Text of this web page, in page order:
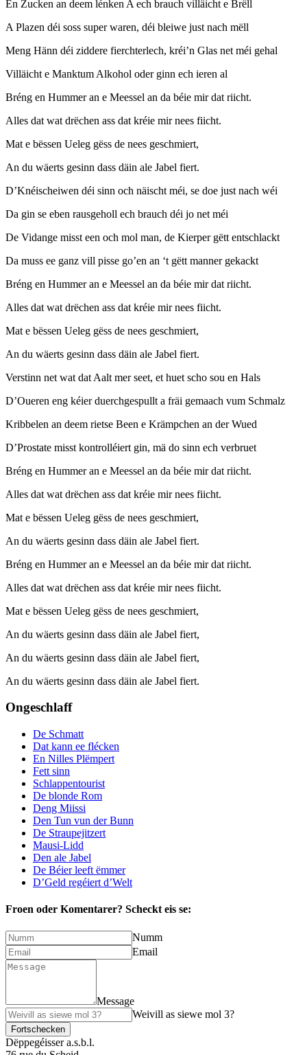
En Zucken an deem lénken A ech brauch villäicht e Brëll
A Plazen déi soss super waren, déi bleiwe just nach mëll
Meng Hänn déi ziddere fierchterlech, kréi’n Glas net méi gehal
Villäicht e Manktum Alkohol oder ginn ech ieren al
Bréng en Hummer an e Meessel an da béie mir dat riicht.
Alles dat wat drëchen ass dat kréie mir nees fiicht.
Mat e bëssen Ueleg gëss de nees geschmiert,
An du wäerts gesinn dass däin ale Jabel fiert.
D’Knéischeiwen déi sinn och näischt méi, se doe just nach wéi
Da gin se eben rausgeholl ech brauch déi jo net méi
De Vidange misst een och mol man, de Kierper gëtt entschlackt
Da muss ee ganz vill pisse go’en an ‘t gëtt manner gekackt
Bréng en Hummer an e Meessel an da béie mir dat riicht.
Alles dat wat drëchen ass dat kréie mir nees fiicht.
Mat e bëssen Ueleg gëss de nees geschmiert,
An du wäerts gesinn dass däin ale Jabel fiert.
Verstinn net wat dat Aalt mer seet, et huet scho sou en Hals
D’Oueren eng kéier duerchgespullt a fräi gemaach vum Schmalz
Kribbelen an deem rietse Been e Krämpchen an der Wued
D’Prostate misst kontrolléiert gin, mä do sinn ech verbruet
Bréng en Hummer an e Meessel an da béie mir dat riicht.
Alles dat wat drëchen ass dat kréie mir nees fiicht.
Mat e bëssen Ueleg gëss de nees geschmiert,
An du wäerts gesinn dass däin ale Jabel fiert.
Bréng en Hummer an e Meessel an da béie mir dat riicht.
Alles dat wat drëchen ass dat kréie mir nees fiicht.
Mat e bëssen Ueleg gëss de nees geschmiert,
An du wäerts gesinn dass däin ale Jabel fiert,
An du wäerts gesinn dass däin ale Jabel fiert,
An du wäerts gesinn dass däin ale Jabel fiert.
Ongeschlaff
De Schmatt
Dat kann ee flécken
En Nilles Plëmpert
Fett sinn
Schlappentourist
De blonde Rom
Deng Miissi
Den Tun vun der Bunn
De Straupejitzert
Mausi-Lidd
Den ale Jabel
De Béier leeft ëmmer
D’Geld regéiert d’Welt
Froen oder Komentarer? Scheckt eis se:
Numm
Email
Message
Weivill as siewe mol 3?
Fortschecken
Dëppegéisser a.s.b.l.